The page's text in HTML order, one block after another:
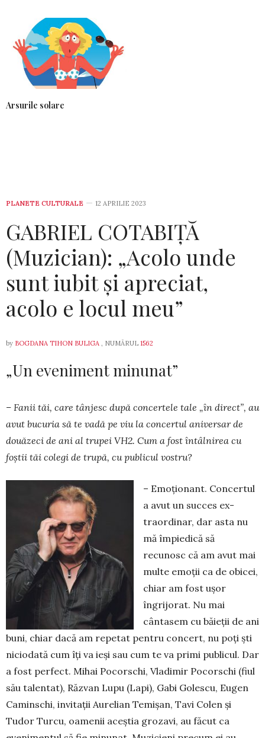
Arsurile solare
PLANETE CULTURALE 12 APRILIE 2023
GABRIEL COTABIȚĂ
(Muzician): „Acolo unde
sunt iubit şi apreciat,
acolo e locul meu”
by BOGDANA TIHON BULIGA , NUMĂRUL 1562
„Un eveniment minunat”
– Fanii tăi, care tânjesc după concertele tale „în direct”, au
avut bucuria să te vadă pe viu la concertul aniversar de
douăzeci de ani al trupei VH2. Cum a fost întâlnirea cu
foştii tăi colegi de trupă, cu publicul vostru?
– Emoţionant. Concertul
a avut un succes ex­
traordinar, dar asta nu
mă împiedică să
recunosc că am avut mai
multe emoţii ca de obicei,
chiar am fost uşor
îngrijorat. Nu mai
cântasem cu băieţii de ani
buni, chiar dacă am repetat pentru concert, nu poţi şti
niciodată cum îţi va ieşi sau cum te va primi pu­blicul. Dar
a fost perfect. Mihai Pocorschi, Vla­dimir Pocorschi (fiul
său talentat), Răzvan Lupu (Lapi), Gabi Golescu, Eugen
Caminschi, invitaţii Aurelian Temişan, Tavi Colen şi
Tudor Turcu, oamenii aceş­tia grozavi, au făcut ca